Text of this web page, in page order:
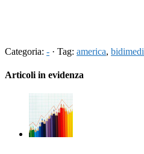
Categoria: - · Tag: america,
Articoli in evidenza